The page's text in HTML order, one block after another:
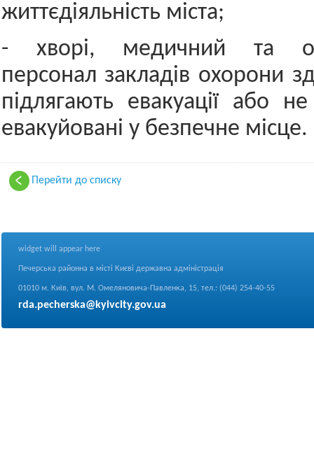
життєдіяльність міста;
- хворі, медичний та
персонал закладів охорони
підлягають евакуації або
евакуйовані у безпечне місце.
Перейти до списку
widget will appear here
Печерська районна в місті Києві державна адміністрація
01010 м. Київ, вул. М. Омеляновича-Павленка, 15, тел.: (044) 254-40-55
rda.pecherska@kyivcity.gov.ua